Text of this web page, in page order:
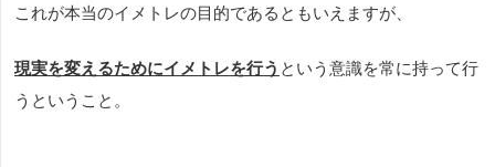
これが本当のイメトレの目的であるともいえますが、
現実を変えるためにイメトレを行う という意識を常に持って行
うということ。